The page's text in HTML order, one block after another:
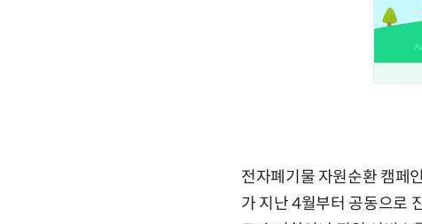
전자폐기물 자원순환 캠페
가 지난 4월부터 공동으로